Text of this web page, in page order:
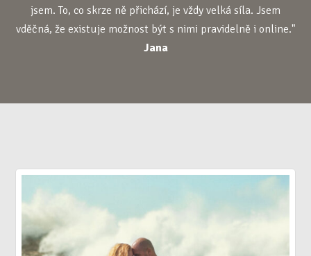
jsem. To, co skrze ně přichází, je vždy velká síla. Jsem
vděčná, že existuje možnost být s nimi pravidelně i online."
Jana